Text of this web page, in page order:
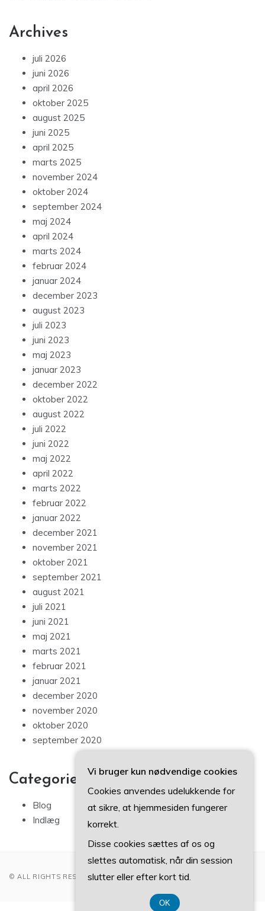
Archives
juli 2026
juni 2026
april 2026
oktober 2025
august 2025
juni 2025
april 2025
marts 2025
november 2024
oktober 2024
september 2024
maj 2024
april 2024
marts 2024
februar 2024
januar 2024
december 2023
august 2023
juli 2023
juni 2023
maj 2023
januar 2023
december 2022
oktober 2022
august 2022
juli 2022
juni 2022
maj 2022
april 2022
marts 2022
februar 2022
januar 2022
december 2021
november 2021
oktober 2021
september 2021
august 2021
juli 2021
juni 2021
maj 2021
marts 2021
februar 2021
januar 2021
december 2020
november 2020
oktober 2020
september 2020
Categories
Blog
Indlæg
© ALL RIGHTS RESERVED 2022
Vi bruger kun nødvendige cookies
Cookies anvendes udelukkende for
at sikre, at hjemmesiden fungerer
korrekt.
Disse cookies sættes af os og
slettes automatisk, når din session
slutter eller efter kort tid.
OK